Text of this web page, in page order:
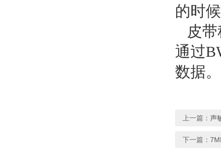
的时
皮带
通过
数据。
上一篇： 声
下一篇：